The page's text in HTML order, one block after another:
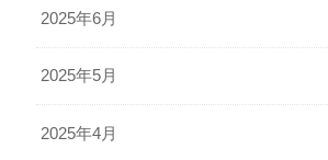
2025年6月
2025年5月
2025年4月